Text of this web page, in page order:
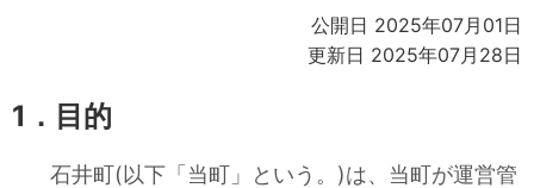
公開日 2025年07月01日
更新日 2025年07月28日
1．目的
石井町(以下「当町」という。)は、当町が運営管